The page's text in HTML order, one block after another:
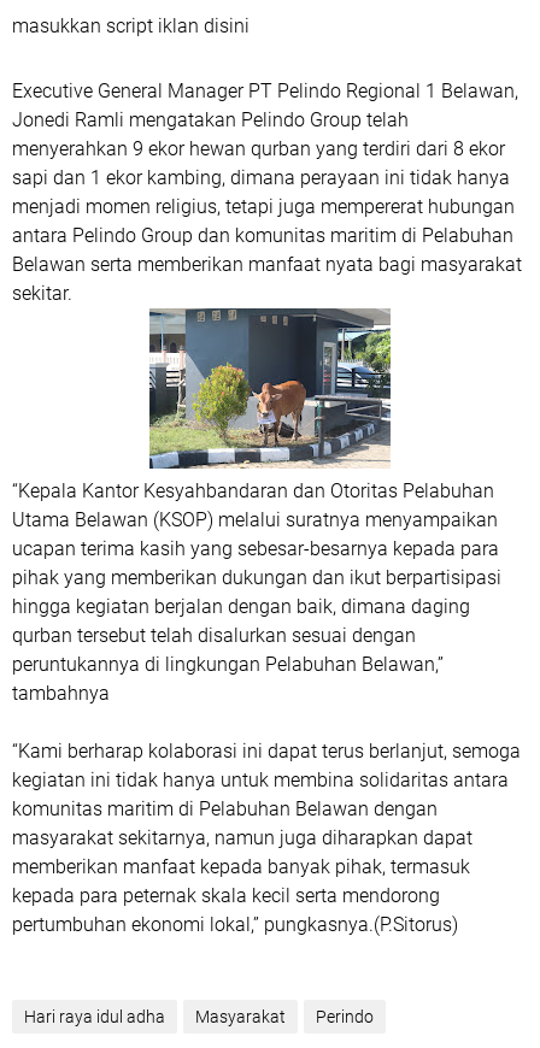
masukkan script iklan disini
Executive General Manager PT Pelindo Regional 1 Belawan,
Jonedi Ramli mengatakan Pelindo Group telah
menyerahkan 9 ekor hewan qurban yang terdiri dari 8 ekor
sapi dan 1 ekor kambing, dimana perayaan ini tidak hanya
menjadi momen religius, tetapi juga mempererat hubungan
antara Pelindo Group dan komunitas maritim di Pelabuhan
Belawan serta memberikan manfaat nyata bagi masyarakat
sekitar.
“Kepala Kantor Kesyahbandaran dan Otoritas Pelabuhan
Utama Belawan (KSOP) melalui suratnya menyampaikan
ucapan terima kasih yang sebesar-besarnya kepada para
pihak yang memberikan dukungan dan ikut berpartisipasi
hingga kegiatan berjalan dengan baik, dimana daging
qurban tersebut telah disalurkan sesuai dengan
peruntukannya di lingkungan Pelabuhan Belawan,”
tambahnya
“Kami berharap kolaborasi ini dapat terus berlanjut, semoga
kegiatan ini tidak hanya untuk membina solidaritas antara
komunitas maritim di Pelabuhan Belawan dengan
masyarakat sekitarnya, namun juga diharapkan dapat
memberikan manfaat kepada banyak pihak, termasuk
kepada para peternak skala kecil serta mendorong
pertumbuhan ekonomi lokal,” pungkasnya.(P.Sitorus)
Hari raya idul adha Masyarakat Perindo